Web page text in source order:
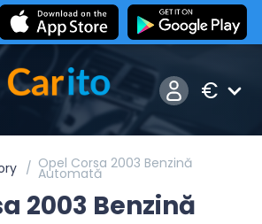
€
Opel Corsa 2003 Benzină
Automată
2003 Benzină